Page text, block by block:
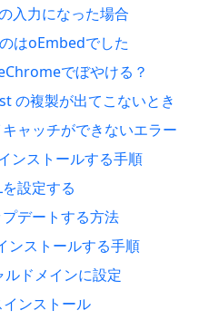
入力になった場合
はoEmbedでした
でぼやける？
の複製が出てこないとき
ャッチができないエラー
ンストールする手順
設定する
デートする方法
ンストールする手順
ドメインに設定
ンストール